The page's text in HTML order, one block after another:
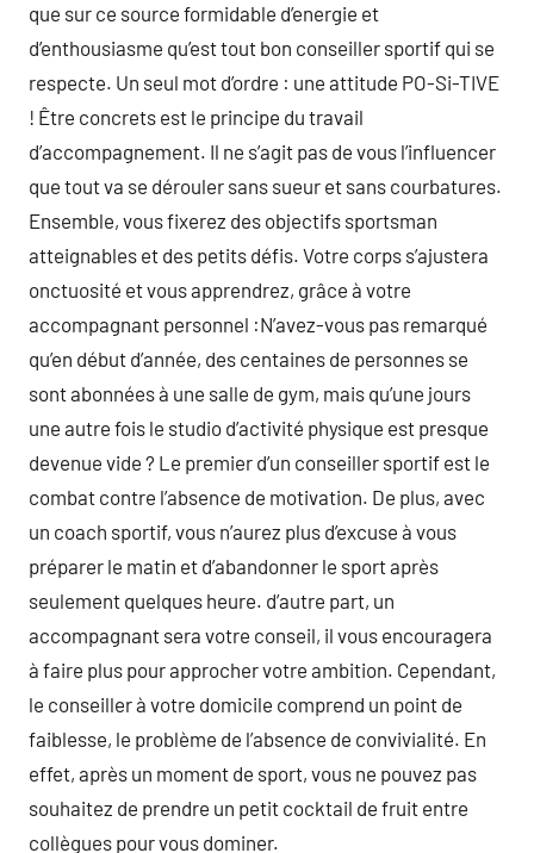
que sur ce source formidable d’energie et
d’enthousiasme qu’est tout bon conseiller sportif qui se
respecte. Un seul mot d’ordre : une attitude PO-Si-TIVE
! Être concrets est le principe du travail
d’accompagnement. Il ne s’agit pas de vous l’influencer
que tout va se dérouler sans sueur et sans courbatures.
Ensemble, vous fixerez des objectifs sportsman
atteignables et des petits défis. Votre corps s’ajustera
onctuosité et vous apprendrez, grâce à votre
accompagnant personnel :N’avez-vous pas remarqué
qu’en début d’année, des centaines de personnes se
sont abonnées à une salle de gym, mais qu’une jours
une autre fois le studio d’activité physique est presque
devenue vide ? Le premier d’un conseiller sportif est le
combat contre l’absence de motivation. De plus, avec
un coach sportif, vous n’aurez plus d’excuse à vous
préparer le matin et d’abandonner le sport après
seulement quelques heure. d’autre part, un
accompagnant sera votre conseil, il vous encouragera
à faire plus pour approcher votre ambition. Cependant,
le conseiller à votre domicile comprend un point de
faiblesse, le problème de l’absence de convivialité. En
effet, après un moment de sport, vous ne pouvez pas
souhaitez de prendre un petit cocktail de fruit entre
collègues pour vous dominer.